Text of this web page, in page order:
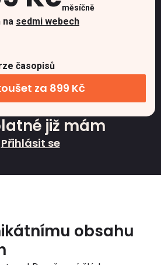
měsíčně
na sedmi webech
časopisů
za 899 Kč
již mám
Přihlásit se
obsahu